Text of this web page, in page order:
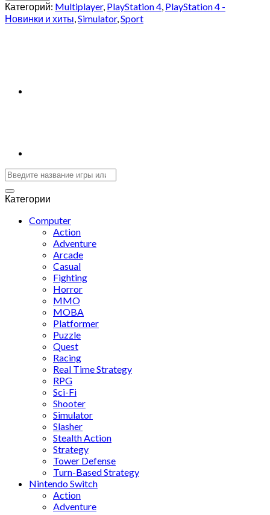
Категорий: Multiplayer, PlayStation 4, PlayStation 4 -
Новинки и хиты,Simulator,Sport
Категории
Computer
Action
Adventure
Arcade
Casual
Fighting
Horror
MMO
MOBA
Platformer
Puzzle
Quest
Racing
Real Time Strategy
RPG
Sci-Fi
Shooter
Simulator
Slasher
Stealth Action
Strategy
Tower Defense
Turn-Based Strategy
Nintendo Switch
Action
Adventure